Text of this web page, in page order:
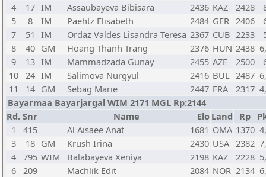
4
17 IM Assaubayeva Bibisara 2436 KAZ 2428
5
8 IM Paehtz Elisabeth 2484 GER 2406
7
51 IM Ordaz Valdes Lisandra Teresa 2367 CUB 2233
8
40 GM Hoang Thanh Trang 2376 HUN 2438
9
13 IM Mammadzada Gunay 2455 AZE 2500
10 24 IM Salimova Nurgyul 2416 BUL 2487
11
14 GM Sebag Marie 2447 FRA 2317
Bayarmaa Bayarjargal WIM 2171 MGL Rp:2144
Rd. Snr Name Elo Land Rp
1
415 Al Aisaee Anat 1681 OMA 1370
3
18 GM Krush Irina 2430 USA 2382
4 795 WIM Balabayeva Xeniya 2198 KAZ 2228
6 209 Machlik Edit 2084 NOR 2134